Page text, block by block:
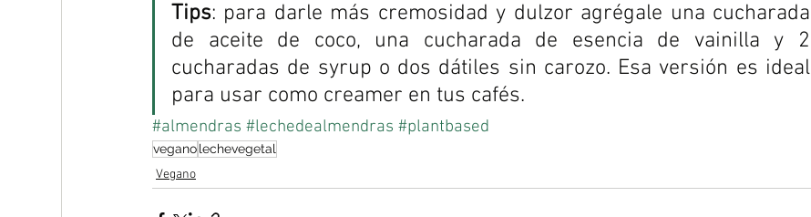
Tips: para darle más cremosidad y dulzor agrégale una cucharada
de aceite de coco, una cucharada de esencia de vainilla y 2
cucharadas de syrup o dos dátiles sin carozo. Esa versión es ideal
para usar como creamer en tus cafés.
#almendras #lechedealmendras #plantbased
veganolechevegetal
Vegano